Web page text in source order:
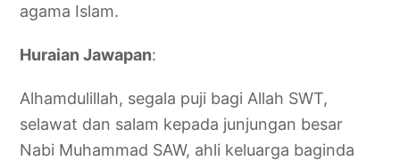
agama Islam.
Huraian Jawapan:
Alhamdulillah, segala puji bagi Allah SWT,
selawat dan salam kepada junjungan besar
Nabi Muhammad SAW, ahli keluarga baginda